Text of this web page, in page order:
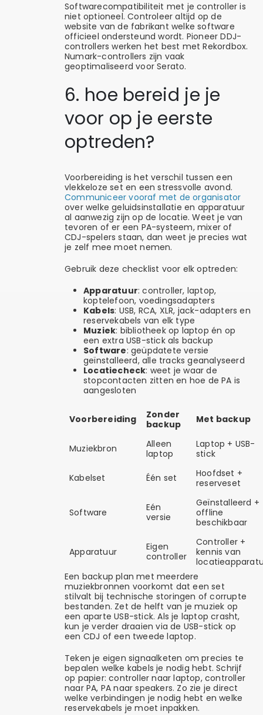
Softwarecompatibiliteit met je controller is
niet optioneel. Controleer altijd op de
website van de fabrikant welke software
officieel ondersteund wordt. Pioneer DDJ-
controllers werken het best met Rekordbox.
Numark-controllers zijn vaak
geoptimaliseerd voor Serato.
6. hoe bereid je je
voor op je eerste
optreden?
Voorbereiding is het verschil tussen een
vlekkeloze set en een stressvolle avond.
Communiceer vooraf met de organisator
over welke geluidsinstallatie en apparatuur
al aanwezig zijn op de locatie. Weet je van
tevoren of er een PA-systeem, mixer of
CDJ-spelers staan, dan weet je precies wat
je zelf mee moet nemen.
Gebruik deze checklist voor elk optreden:
Apparatuur: controller, laptop,
koptelefoon, voedingsadapters
Kabels: USB, RCA, XLR, jack-adapters en
reservekabels van elk type
Muziek: bibliotheek op laptop én op
een extra USB-stick als backup
Software: geüpdatete versie
geïnstalleerd, alle tracks geanalyseerd
Locatiecheck: weet je waar de
stopcontacten zitten en hoe de PA is
aangesloten
Voorbereiding
Zonder
backup
Met backup
Muziekbron
Alleen
laptop
Laptop + USB-
stick
Kabelset Één set
Hoofdset +
reserveset
Software
Eén
versie
Geïnstalleerd +
offline
beschikbaar
Apparatuur
Eigen
controller
Controller +
kennis van
Een backup plan met meerdere
muziekbronnen voorkomt dat een set
stilvalt bij technische storingen of corrupte
bestanden. Zet de helft van je muziek op
een aparte USB-stick. Als je laptop crasht,
kun je verder draaien via de USB-stick op
een CDJ of een tweede laptop.
Teken je eigen signaalketen om precies te
bepalen welke kabels je nodig hebt. Schrijf
op papier: controller naar laptop, controller
naar PA, PA naar speakers. Zo zie je direct
welke verbindingen je nodig hebt en welke
reservekabels je moet inpakken.